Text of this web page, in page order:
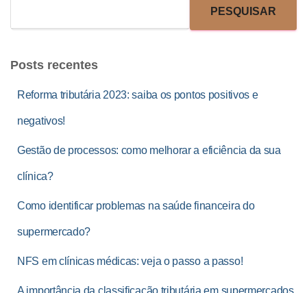
PESQUISAR
Posts recentes
Reforma tributária 2023: saiba os pontos positivos e
negativos!
Gestão de processos: como melhorar a eficiência da sua
clínica?
Como identificar problemas na saúde financeira do
supermercado?
NFS em clínicas médicas: veja o passo a passo!
A importância da classificação tributária em supermercados